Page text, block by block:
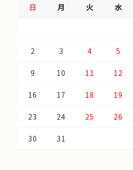
日 月 火 水
2 3 4 5
9 10 11 12
16 17 18 19
23 24 25 26
30 31